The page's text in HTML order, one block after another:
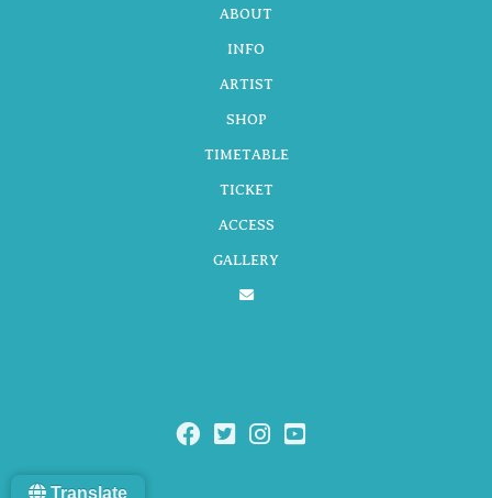
ABOUT
INFO
ARTIST
SHOP
TIMETABLE
TICKET
ACCESS
GALLERY
Translate